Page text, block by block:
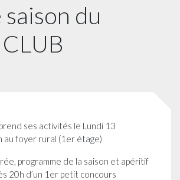
saison du
ses activités le Lundi 13
au foyer rural (1er étage)
programme de la saison et apéritif
20h d’un 1er petit concours